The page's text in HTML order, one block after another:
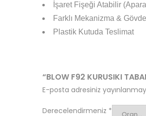
İşaret Fişeği Atabilir
Farklı Mekanizma &
Plastik Kutuda Teslimat
“BLOW F92 KURUSIKI
E-posta adresiniz
Derecelendirmeniz *